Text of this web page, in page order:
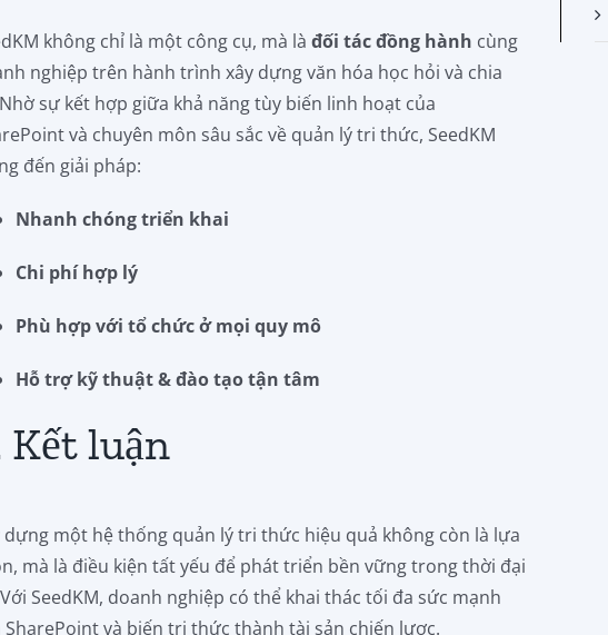
không chỉ là một công cụ, mà làđối tác đồng hành cùng
nghiệp trên hành trình xây dựng văn hóa học hỏi và chia
sự kết hợp giữa khả năng tùy biến linh hoạt của
và chuyên môn sâu sắc về quản lý tri thức, SeedKM
đến giải pháp:
Nhanh chóng triển khai
Chi phí hợp lý
Phù hợp với tổ chức ở mọi quy mô
Hỗ trợ kỹ thuật & đào tạo tận tâm
Kết luận
dựng một hệ thống quản lý tri thức hiệu quả không còn là lựa
mà là điều kiện tất yếu để phát triển bền vững trong thời đại
SeedKM, doanh nghiệp có thể khai thác tối đa sức mạnh
SharePoint và biến tri thức thành tài sản chiến lược.